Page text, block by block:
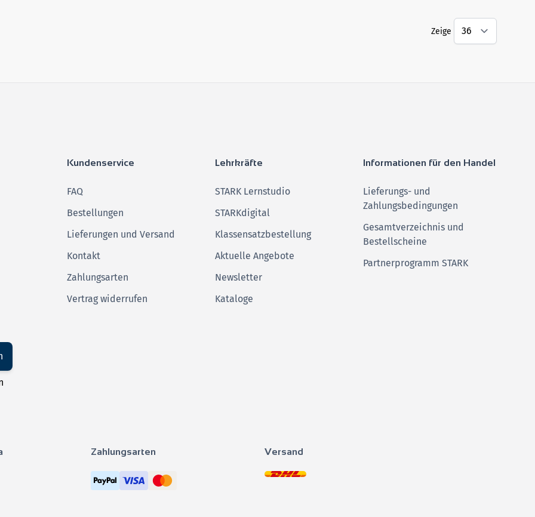
Zeige
Kundenservice
FAQ
Bestellungen
Lieferungen und Versand
Kontakt
Zahlungsarten
Vertrag widerrufen
Lehrkräfte
STARK Lernstudio
STARKdigital
Klassensatzbestellung
Aktuelle Angebote
Newsletter
Kataloge
Informationen für den Handel
Lieferungs- und
Zahlungsbedingungen
Gesamtverzeichnis und
Bestellscheine
Partnerprogramm STARK
Zahlungsarten Versand